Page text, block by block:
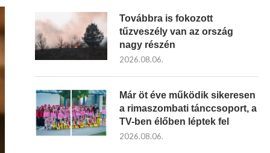
Továbbra is fokozott
tűzveszély van az ország
nagy részén
2026.08.06.
Már öt éve működik sikeresen
a rimaszombati tánccsoport, a
TV-ben élőben léptek fel
2026.08.06.